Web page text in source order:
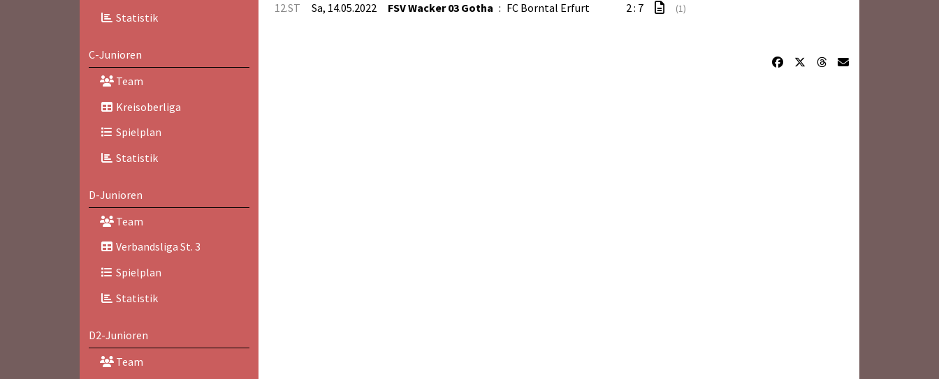
Statistik
C-Junioren
Team
Kreisoberliga
Spielplan
Statistik
D-Junioren
Team
Verbandsliga St. 3
Spielplan
Statistik
D2-Junioren
Team
12.ST Sa, 14.05.2022 FSV Wacker 03 Gotha : FC Borntal Erfurt 2 : 7 (1)